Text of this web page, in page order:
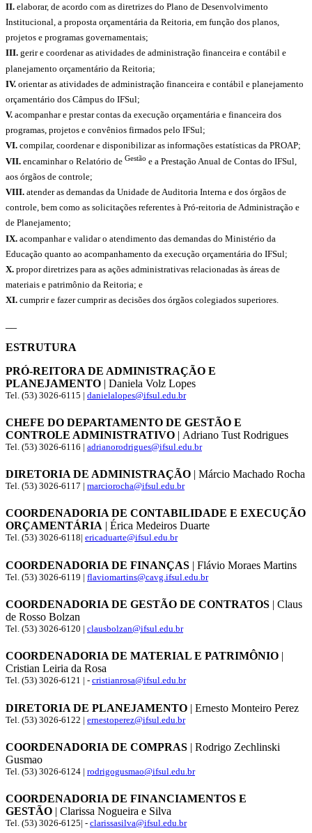
II. elaborar, de acordo com as diretrizes do Plano de Desenvolvimento
Institucional, a proposta orçamentária da Reitoria, em função dos planos,
projetos e programas governamentais;
III. gerir e coordenar as atividades de administração financeira e contábil e
planejamento orçamentário da Reitoria;
IV. orientar as atividades de administração financeira e contábil e planejamento
orçamentário dos Câmpus do IFSul;
V. acompanhar e prestar contas da execução orçamentária e financeira dos
programas, projetos e convênios firmados pelo IFSul;
VI. compilar, coordenar e disponibilizar as informações estatísticas da PROAP;
VII. encaminhar o Relatório de Gestão e a Prestação Anual de Contas do IFSul,
aos órgãos de controle;
VIII. atender as demandas da Unidade de Auditoria Interna e dos órgãos de
controle, bem como as solicitações referentes à Pró-reitoria de Administração e
de Planejamento;
IX. acompanhar e validar o atendimento das demandas do Ministério da
Educação quanto ao acompanhamento da execução orçamentária do IFSul;
X. propor diretrizes para as ações administrativas relacionadas às áreas de
materiais e patrimônio da Reitoria; e
XI. cumprir e fazer cumprir as decisões dos órgãos colegiados superiores.
ESTRUTURA
PRÓ-REITORA DE ADMINISTRAÇÃO E
PLANEJAMENTO | Daniela Volz Lopes
Tel. (53) 3026-6115 | danielalopes@ifsul.edu.br
CHEFE DO DEPARTAMENTO DE GESTÃO E
CONTROLE ADMINISTRATIVO | Adriano Tust Rodrigues
Tel. (53) 3026-6116 | adrianorodrigues@ifsul.edu.br
DIRETORIA DE ADMINISTRAÇÃO | Márcio Machado Rocha
Tel. (53) 3026-6117 | marciorocha@ifsul.edu.br
COORDENADORIA DE CONTABILIDADE E EXECUÇÃO
ORÇAMENTÁRIA | Érica Medeiros Duarte
Tel. (53) 3026-6118| ericaduarte@ifsul.edu.br
COORDENADORIA DE FINANÇAS | Flávio Moraes Martins
Tel. (53) 3026-6119 | flaviomartins@cavg.ifsul.edu.br
COORDENADORIA DE GESTÃO DE CONTRATOS | Claus
de Rosso Bolzan
Tel. (53) 3026-6120 | clausbolzan@ifsul.edu.br
COORDENADORIA DE MATERIAL E PATRIMÔNIO
Cristian Leiria da Rosa
Tel. (53) 3026-6121 | - cristianrosa@ifsul.edu.br
DIRETORIA DE PLANEJAMENTO | Ernesto Monteiro Perez
Tel. (53) 3026-6122 | ernestoperez@ifsul.edu.br
COORDENADORIA DE COMPRAS | Rodrigo Zechlinski
Gusmao
Tel. (53) 3026-6124 | rodrigogusmao@ifsul.edu.br
COORDENADORIA DE FINANCIAMENTOS E
GESTÃO | Clarissa Nogueira e Silva
Tel. (53) 3026-6125| - clarissasilva@ifsul.edu.br